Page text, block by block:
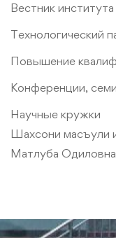
Вестник института
Технологический
Повышение
Конференции,
Научные кружки
Шахсони масъули
Матлуба Одиловна